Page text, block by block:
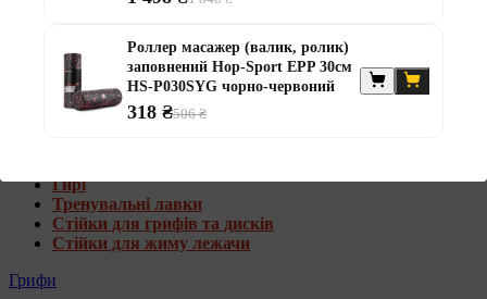
Диски та набори
Гантелі
Штанги
Гирі
Тренувальні лавки
Стійки для грифів та дисків
Стійки для жиму лежачи
Грифи
Роллер масажер (валик, ролик)
заповнений Hop-Sport EPP 30см
HS-P030SYG чорно-червоний
318 ₴506 ₴